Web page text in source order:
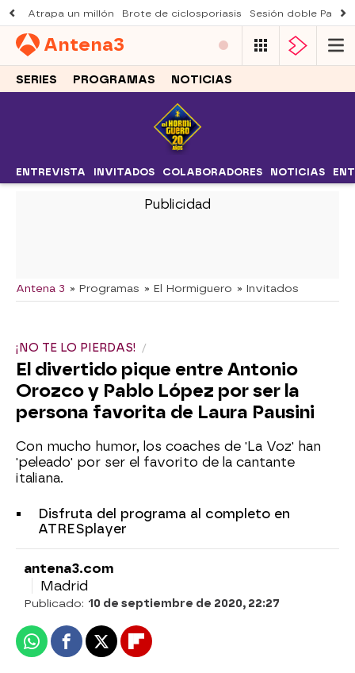
Atrapa un millón Brote de ciclosporiasis Sesión doble
Antena3
SERIES PROGRAMAS NOTICIAS
ENTREVISTA INVITADOS COLABORADORES NOTICIAS
-
Antena 3 » Programas » El Hormiguero » Invitados
¡NO TE LO PIERDAS!
El divertido pique entre Antonio
Orozco y Pablo López por ser la
persona favorita de Laura Pausini
Con mucho humor, los coaches de 'La Voz' han
'peleado' por ser el favorito de la cantante
italiana.
Disfruta del programa al completo en
ATRESplayer
antena3.com
Madrid
Publicado: 10 de septiembre de 2020, 22:27
WhatsappFacebook
X Flipboard